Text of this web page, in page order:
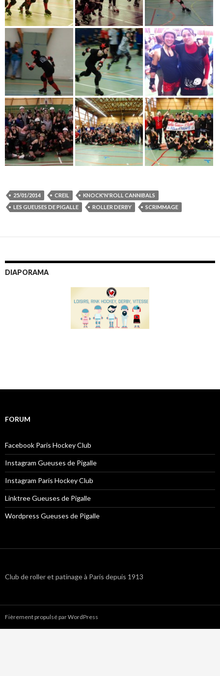
25/01/2014 CREIL
KNOCK'N'ROLL CANNIBALS
LES GUEUSES DE PIGALLE
ROLLER DERBY SCRIMMAGE
DIAPORAMA
FORUM
Facebook Paris Hockey Club
Instagram Gueuses de Pigalle
Instagram Paris Hockey Club
Linktree Gueuses de Pigalle
Wordpress Gueuses de Pigalle
Club de roller et patinage à Paris depuis 1913
Fièrement propulsé par WordPress